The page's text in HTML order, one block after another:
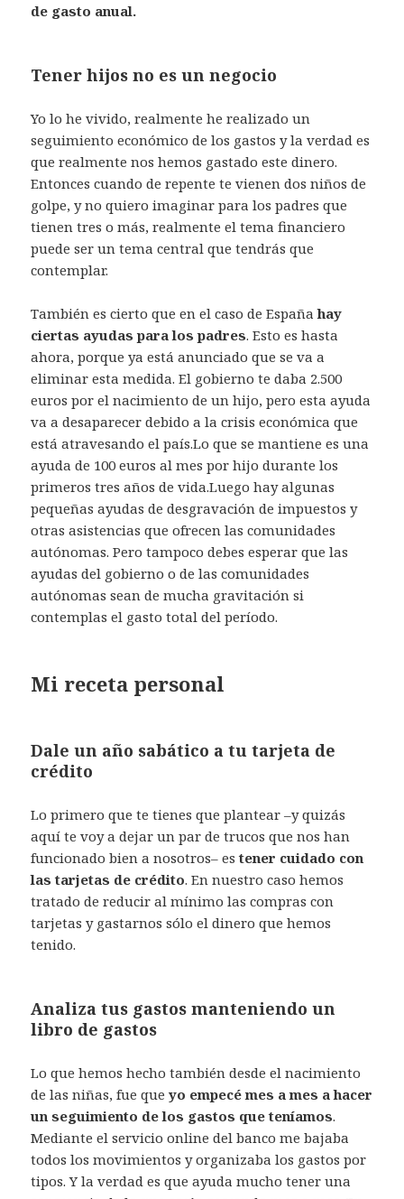
de gasto anual.
Tener hijos no es un negocio
Yo lo he vivido, realmente he realizado un
seguimiento económico de los gastos y la verdad es
que realmente nos hemos gastado este dinero.
Entonces cuando de repente te vienen dos niños de
golpe, y no quiero imaginar para los padres que
tienen tres o más, realmente el tema financiero
puede ser un tema central que tendrás que
contemplar.
También es cierto que en el caso de Españahay
ciertas ayudas para los padres. Esto es hasta
ahora, porque ya está anunciado que se va a
eliminar esta medida. El gobierno te daba 2.500
euros por el nacimiento de un hijo, pero esta ayuda
va a desaparecer debido a la crisis económica que
está atravesando el país.Lo que se mantiene es una
ayuda de 100 euros al mes por hijo durante los
primeros tres años de vida.Luego hay algunas
pequeñas ayudas de desgravación de impuestos y
otras asistencias que ofrecen las comunidades
autónomas. Pero tampoco debes esperar que las
ayudas del gobierno o de las comunidades
autónomas sean de mucha gravitación si
contemplas el gasto total del período.
Mi receta personal
Dale un año sabático a tu tarjeta de
crédito
Lo primero que te tienes que plantear –y quizás
aquí te voy a dejar un par de trucos que nos han
funcionado bien a nosotros– estener cuidado con
las tarjetas de crédito. En nuestro caso hemos
tratado de reducir al mínimo las compras con
tarjetas y gastarnos sólo el dinero que hemos
tenido.
Analiza tus gastos manteniendo un
libro de gastos
Lo que hemos hecho también desde el nacimiento
de las niñas, fue queyo empecé mes a mes a hacer
un seguimiento de los gastos que teníamos.
Mediante el servicio online del banco me bajaba
todos los movimientos y organizaba los gastos por
tipos. Y la verdad es que ayuda mucho tener una